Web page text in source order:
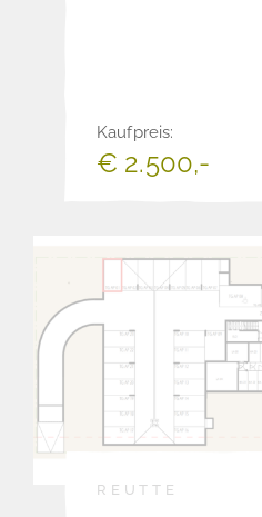
Kaufpreis:
€ 2.500,-
REUTTE